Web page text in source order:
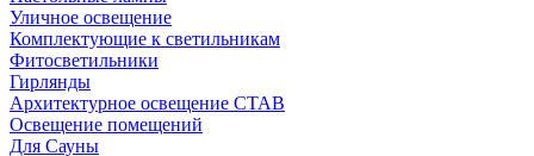
Уличное освещение
Комплектующие к светильникам
Фитосветильники
Гирлянды
Архитектурное освещение СТАВ
Освещение помещений
Для Сауны